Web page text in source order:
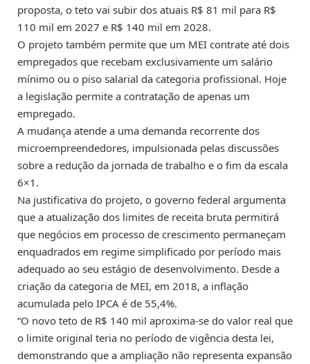
proposta, o teto vai subir dos atuais R$ 81 mil para R$
110 mil em 2027 e R$ 140 mil em 2028.
O projeto também permite que um MEI contrate até dois
empregados que recebam exclusivamente um salário
mínimo ou o piso salarial da categoria profissional. Hoje
a legislação permite a contratação de apenas um
empregado.
A mudança atende a uma demanda recorrente dos
microempreendedores, impulsionada pelas discussões
sobre a redução da jornada de trabalho e o fim da escala
6×1.
Na justificativa do projeto, o governo federal argumenta
que a atualização dos limites de receita bruta permitirá
que negócios em processo de crescimento permaneçam
enquadrados em regime simplificado por período mais
adequado ao seu estágio de desenvolvimento. Desde a
criação da categoria de MEI, em 2018, a inflação
acumulada pelo IPCA é de 55,4%.
“O novo teto de R$ 140 mil aproxima-se do valor real que
o limite original teria no período de vigência desta lei,
demonstrando que a ampliação não representa expansão